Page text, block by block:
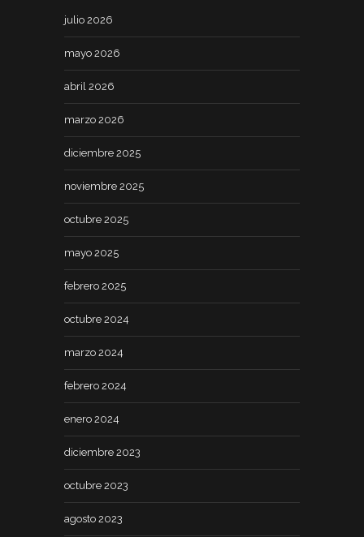
julio 2026
mayo 2026
abril 2026
marzo 2026
diciembre 2025
noviembre 2025
octubre 2025
mayo 2025
febrero 2025
octubre 2024
marzo 2024
febrero 2024
enero 2024
diciembre 2023
octubre 2023
agosto 2023